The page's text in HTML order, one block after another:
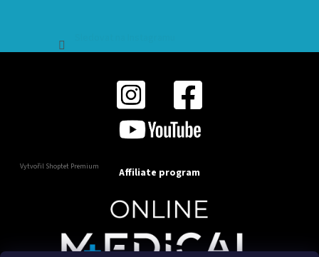
Vytvořil Shoptet Premium Affiliate program